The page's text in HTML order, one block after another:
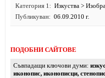
Категория 1
Изкуства >
Публикуван
06.09.2010 г.
ПОДОБНИ САЙТОВЕ
Съвпадащи ключови думи
иконопис, иконописци,